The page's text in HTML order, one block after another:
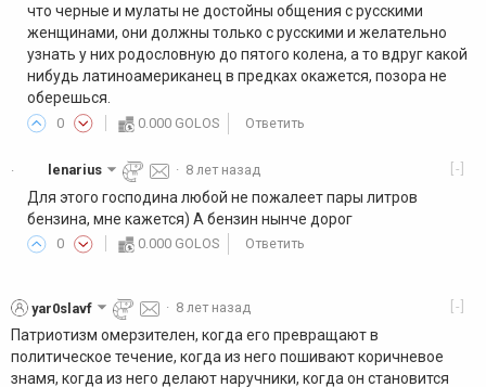
что черные и мулаты не достойны общения с русскими
женщинами, они должны только с русскими и желательно
узнать у них родословную до пятого колена, а то вдруг какой
нибудь латиноамериканец в предках окажется, позора не
оберешься.
0 0.000 GOLOS Ответить
· [-]
lenarius · 8 лет назад
Для этого господина любой не пожалеет пары литров
бензина, мне кажется) А бензин нынче дорог
0 0.000 GOLOS Ответить
[-]
yar0slavf · 8 лет назад
Патриотизм омерзителен, когда его превращают в
политическое течение, когда из него пошивают коричневое
знамя, когда из него делают наручники, когда он становится